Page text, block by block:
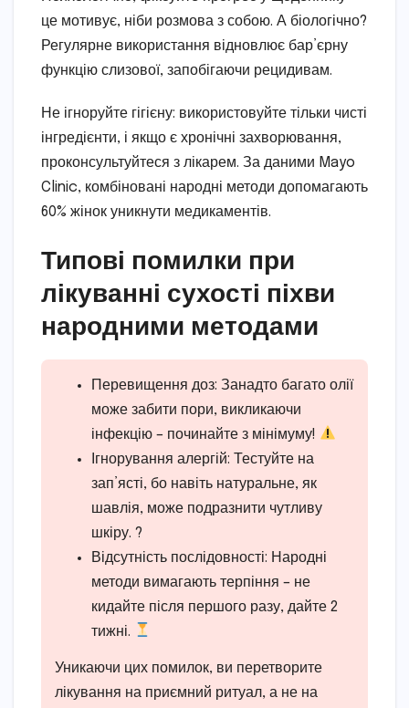
це мотивує, ніби розмова з собою. А біологічно?
Регулярне використання відновлює бар’єрну
функцію слизової, запобігаючи рецидивам.
Не ігноруйте гігієну: використовуйте тільки чисті
інгредієнти, і якщо є хронічні захворювання,
проконсультуйтеся з лікарем. За даними Mayo
Clinic, комбіновані народні методи допомагають
60% жінок уникнути медикаментів.
Типові помилки при
лікуванні сухості піхви
народними методами
Перевищення доз: Занадто багато олії
може забити пори, викликаючи
інфекцію – починайте з мінімуму!
Ігнорування алергій: Тестуйте на
зап’ясті, бо навіть натуральне, як
шавлія, може подразнити чутливу
шкіру. ?
Відсутність послідовності: Народні
методи вимагають терпіння – не
кидайте після першого разу, дайте 2
тижні.
Уникаючи цих помилок, ви перетворите
лікування на приємний ритуал, а не на